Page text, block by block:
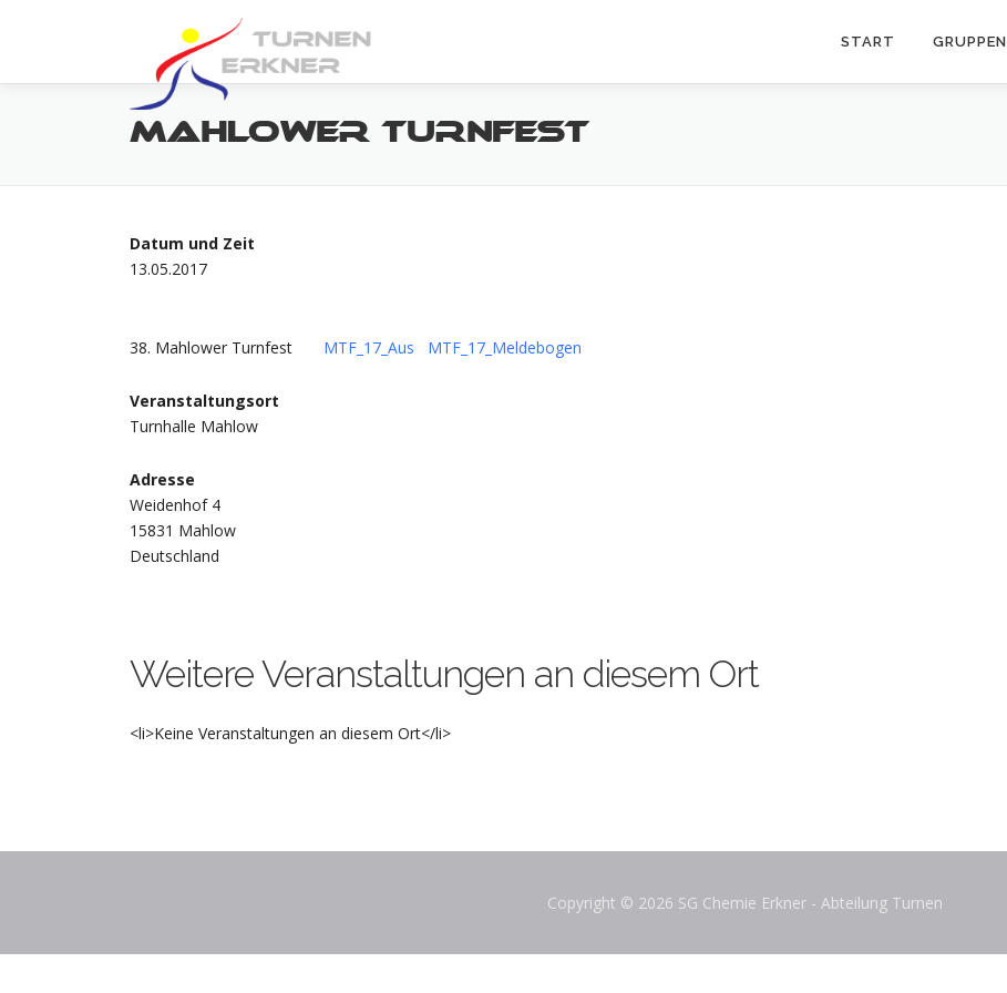
START GRUPPEN
MAHLOWER TURNFEST
Datum und Zeit
13.05.2017
38. Mahlower Turnfest MTF_17_Aus MTF_17_Meldebogen
Veranstaltungsort
Turnhalle Mahlow
Adresse
Weidenhof 4
15831 Mahlow
Deutschland
Weitere Veranstaltungen an diesem Ort
<li>Keine Veranstaltungen an diesem Ort</li>
Copyright © 2026 SG Chemie Erkner - Abteilung Turnen